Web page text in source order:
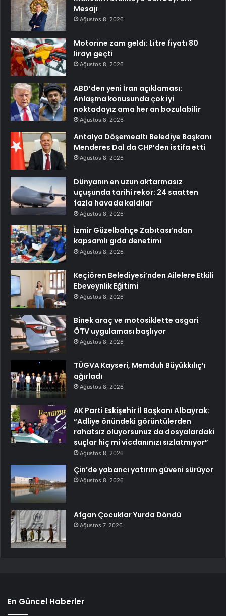
Mesajı
Ağustos 8, 2026
Motorine zam geldi: Litre fiyatı 80
lirayı geçti
Ağustos 8, 2026
ABD’den yeni İran açıklaması:
Anlaşma konusunda çok iyi
noktadayız ama her an bozulabilir
Ağustos 8, 2026
Antalya Döşemealtı Belediye Başkanı
Menderes Dal da CHP’den istifa etti
Ağustos 8, 2026
Dünyanın en uzun aktarmasız
uçuşunda tarihi rekor: 24 saatten
fazla havada kaldılar
Ağustos 8, 2026
İzmir Güzelbahçe Zabıtası’ndan
kapsamlı gıda denetimi
Ağustos 8, 2026
Keçiören Belediyesi’nden Ailelere Etkili
Ebeveynlik Eğitimi
Ağustos 8, 2026
Binek araç ve motosiklette asgari
ÖTV uygulaması başlıyor
Ağustos 8, 2026
TÜGVA Kayseri, Memduh Büyükkılıç’ı
ağırladı
Ağustos 8, 2026
AK Parti Eskişehir İl Başkanı Albayrak:
“Adliye önündeki görüntülerden
rahatsız oluyorsunuz da dosyalardaki
suçlar hiç mi vicdanınızı sızlatmıyor”
Ağustos 8, 2026
Çin’de yabancı yatırım güveni sürüyor
Ağustos 8, 2026
Afgan Çocuklar Yurda Döndü
Ağustos 7, 2026
En Güncel Haberler